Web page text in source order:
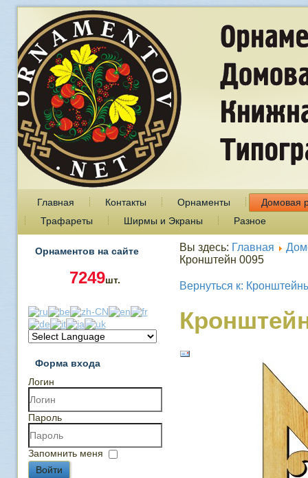
Главная Контакты Орнаменты
Домовая
Трафареты
Ширмы и Экраны Разное
Орнаментов на сайте
7249шт.
Форма входа
Логин
Пароль
Запомнить меня
Войти
Вы здесь: Главная
Кронштейн 0095
Вернуться к: